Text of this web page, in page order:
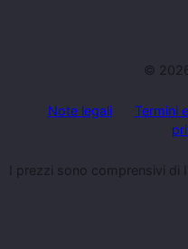
©
Note legali Termini
I prezzi sono comprensivi di